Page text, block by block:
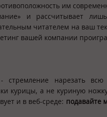
им
и рассчитывает
читателем на ваш
вашей компании
стремление нарезать
курицы, а не куриную
и в веб-среде: подавайте